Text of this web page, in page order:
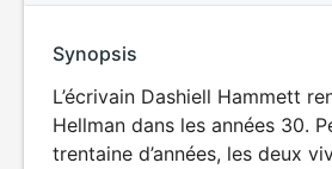
Synopsis
L’écrivain Dashiell Hammett
Hellman dans les années 30.
trentaine d’années, les deux